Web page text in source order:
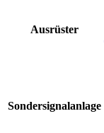
Ausrüster
Sondersignalanlage